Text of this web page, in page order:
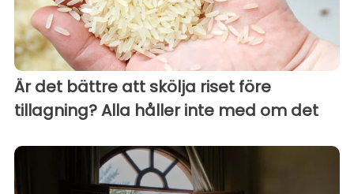
Är det bättre att skölja riset före
tillagning? Alla håller inte med om det